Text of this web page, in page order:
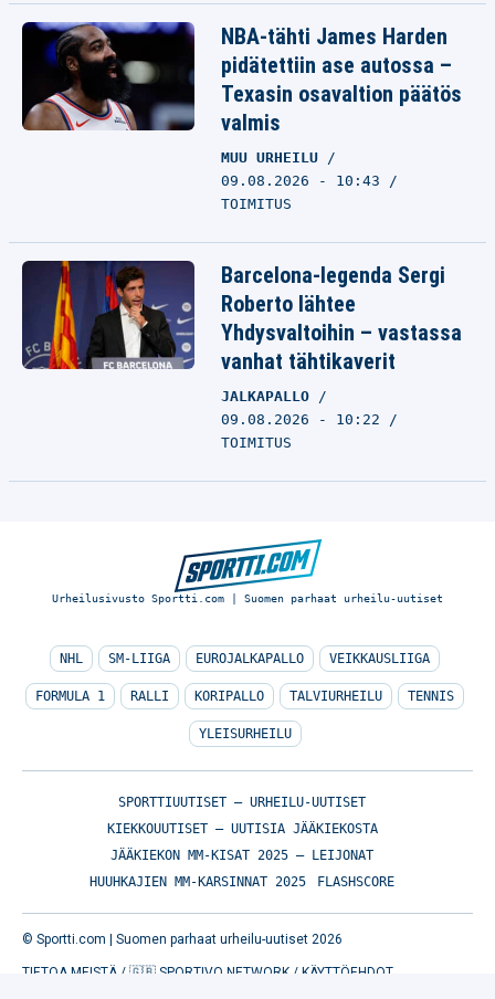
NBA-tähti James Harden
pidätettiin ase autossa –
Texasin osavaltion päätös
valmis
MUU URHEILU
09.08.2026 - 10:43
TOIMITUS
Barcelona-legenda Sergi
Roberto lähtee
Yhdysvaltoihin – vastassa
vanhat tähtikaverit
JALKAPALLO
09.08.2026 - 10:22
TOIMITUS
Urheilusivusto Sportti.com | Suomen parhaat urheilu-uutiset
NHL SM-LIIGA EUROJALKAPALLO VEIKKAUSLIIGA
FORMULA 1 RALLI KORIPALLO TALVIURHEILU TENNIS
YLEISURHEILU
SPORTTIUUTISET – URHEILU-UUTISET
KIEKKOUUTISET – UUTISIA JÄÄKIEKOSTA
JÄÄKIEKON MM-KISAT 2025 – LEIJONAT
HUUHKAJIEN MM-KARSINNAT 2025
FLASHSCORE
© Sportti.com | Suomen parhaat urheilu-uutiset 2026
TIETOA MEISTÄ / 🇬🇧 SPORTIVO NETWORK / KÄYTTÖEHDOT